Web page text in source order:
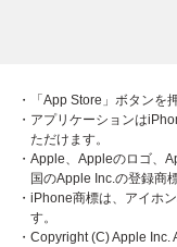
・「App Store」ボタンを
・アプリケーションは
ただけます。
・Apple、Appleのロゴ、
国のApple Inc.の登録商
・iPhone商標は、アイホ
す。
・Copyright (C) Apple